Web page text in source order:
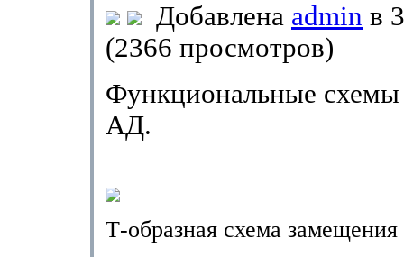
Добавлена admin в
(2366 просмотров)
Функциональные схемы
АД.
Т-образная схема